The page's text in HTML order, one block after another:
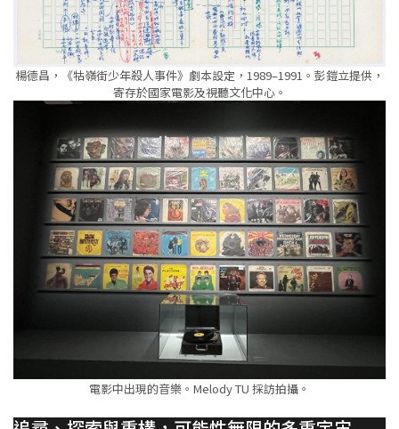
楊德昌，《牯嶺街少年殺人事件》劇本設定，1989–1991。彭鎧立提供，
寄存於國家電影及視聽文化中心。
電影中出現的音樂。Melody TU 採訪拍攝。